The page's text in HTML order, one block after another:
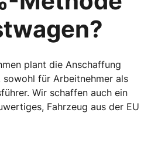
plant die Anschaffung
sowohl für Arbeitnehmer als
Wir schaffen auch ein
Fahrzeug aus der EU